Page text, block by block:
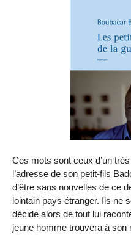
Ces mots sont ceux d’un
l’adresse de son petit-fils
d’être sans nouvelles de ce
lointain pays étranger. Ils ne
décide alors de tout lui
jeune homme trouvera à son